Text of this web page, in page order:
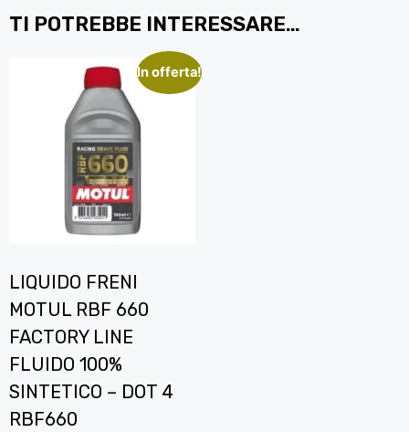
TI POTREBBE INTERESSARE…
In offerta!
LIQUIDO FRENI
MOTUL RBF 660
FACTORY LINE
FLUIDO 100%
SINTETICO – DOT 4
RBF660